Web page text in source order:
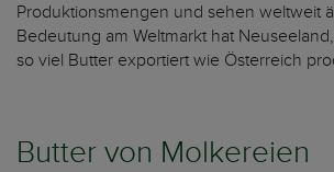
Produktionsmengen und sehen weltweit
Bedeutung am Weltmarkt hat
so viel Butter exportiert wie Österreich
Butter von Molkereien